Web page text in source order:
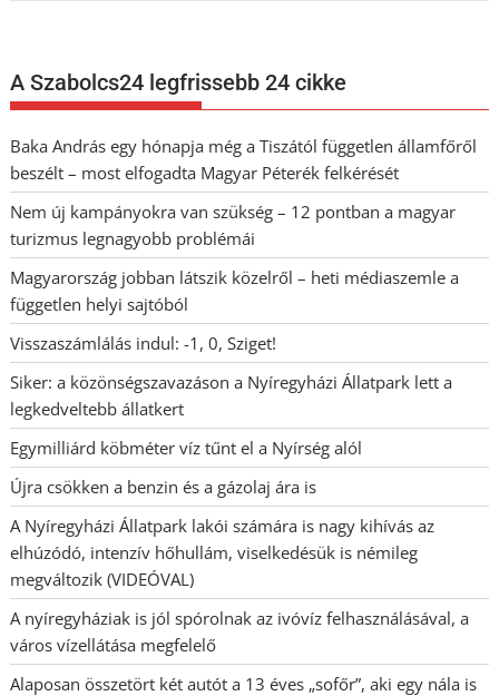
A Szabolcs24 legfrissebb 24 cikke
Baka András egy hónapja még a Tiszától független államfőről
beszélt – most elfogadta Magyar Péterék felkérését
Nem új kampányokra van szükség – 12 pontban a magyar
turizmus legnagyobb problémái
Magyarország jobban látszik közelről – heti médiaszemle a
független helyi sajtóból
Visszaszámlálás indul: -1, 0, Sziget!
Siker: a közönségszavazáson a Nyíregyházi Állatpark lett a
legkedveltebb állatkert
Egymilliárd köbméter víz tűnt el a Nyírség alól
Újra csökken a benzin és a gázolaj ára is
A Nyíregyházi Állatpark lakói számára is nagy kihívás az
elhúzódó, intenzív hőhullám, viselkedésük is némileg
megváltozik (VIDEÓVAL)
A nyíregyháziak is jól spórolnak az ivóvíz felhasználásával, a
város vízellátása megfelelő
Alaposan összetört két autót a 13 éves „sofőr”, aki egy nála is